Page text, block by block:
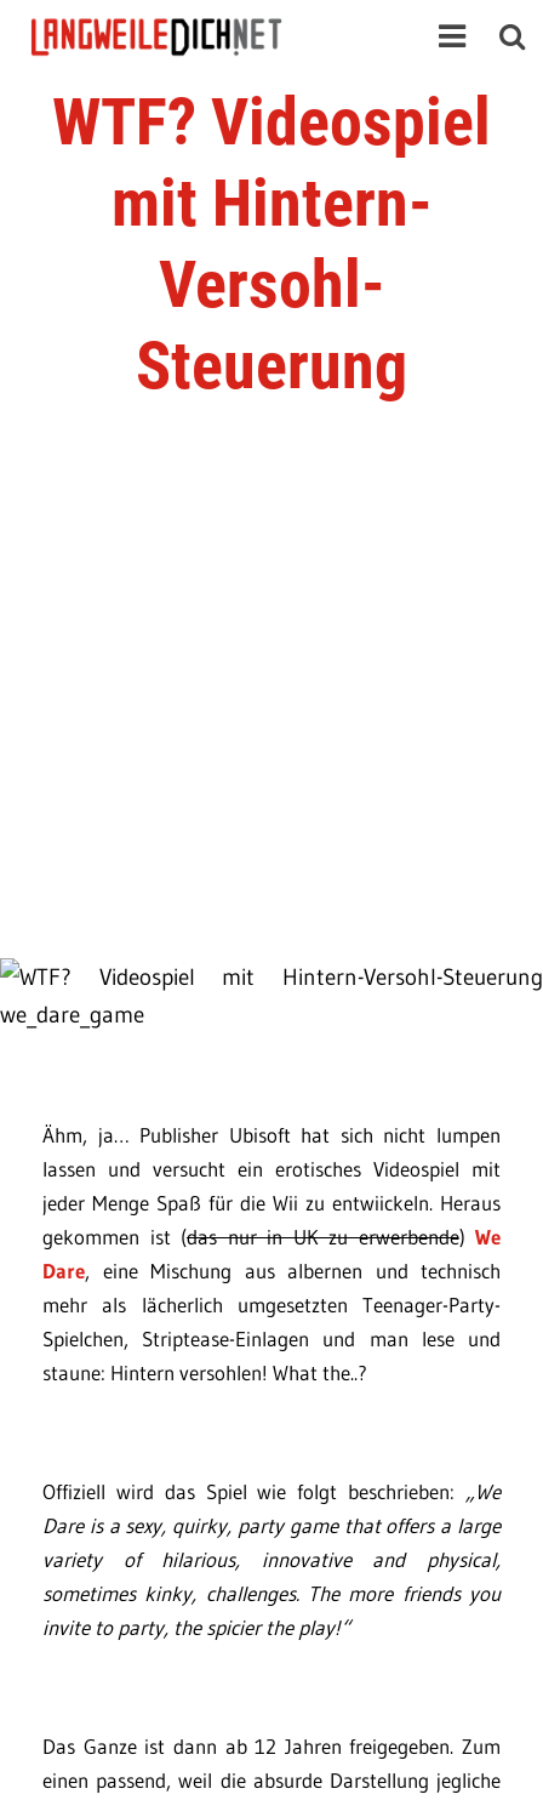
WTF? Videospiel
mit Hintern-
Versohl-
Steuerung
Ähm, ja… Publisher Ubisoft hat sich nicht lumpen
lassen und versucht ein erotisches Videospiel mit
jeder Menge Spaß für die Wii zu entwiickeln. Heraus
gekommen ist (das nur in UK zu erwerbende) We
Dare, eine Mischung aus albernen und technisch
mehr als lächerlich umgesetzten Teenager-Party-
Spielchen, Striptease-Einlagen und man lese und
staune: Hintern versohlen! What the..?
Offiziell wird das Spiel wie folgt beschrieben: „We
Dare is a sexy, quirky, party game that offers a large
variety of hilarious, innovative and physical,
sometimes kinky, challenges. The more friends you
invite to party, the spicier the play!“
Das Ganze ist dann ab 12 Jahren freigegeben. Zum
einen passend, weil die absurde Darstellung jegliche